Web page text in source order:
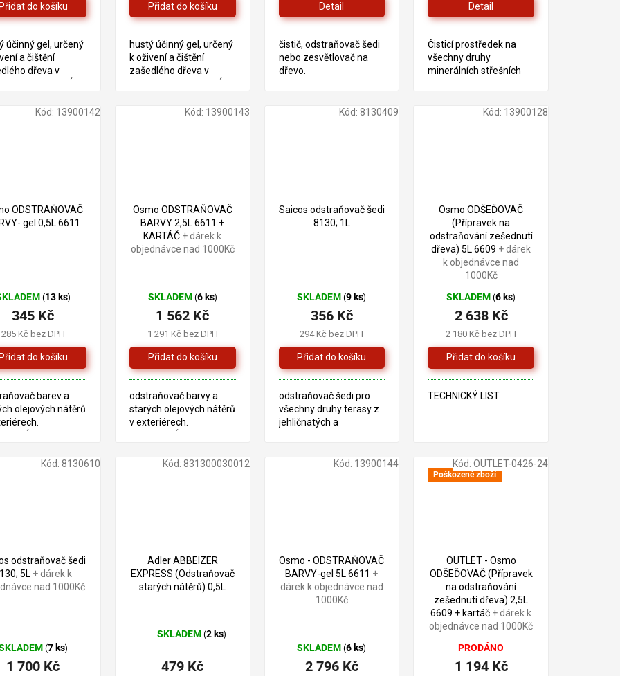
účinný gel, určený
a čištění
dřeva v
hustý účinný gel, určený
k oživení a čištění
zašedlého dřeva v
5
hvězdiček.
Detail
čistič, odstraňovač šedi
nebo zesvětlovač na
dřevo.
Detail
Čisticí prostředek na
všechny druhy
minerálních střešních
Snadné použití,
ODSTRAŇOVAČ
gel 0,5L 6611
(13 ks)
285 Kč bez DPH
345 Kč
barev a
olejových nátěrů
Kód: 13900142
Osmo ODSTRAŇOVAČ
BARVY 2,5L 6611 +
KARTÁČ + dárek k
objednávce nad 1000Kč
SKLADEM (6 ks)
1 291 Kč bez DPH
1 562 Kč
odstraňovač barvy a
starých olejových nátěrů
v exteriérech.
Kód: 13900143
Saicos odstraňovač šedi
8130; 1L
SKLADEM(9 ks)
294 Kč bez DPH
356 Kč
odstraňovač šedi pro
všechny druhy terasy z
jehličnatých a
merbau,massaranduba,
Kód:8130409
Osmo ODŠEĎOVAČ
(Přípravek na
odstraňování zešednutí
dřeva) 5L 6609 + dárek
k objednávce nad
1000Kč
SKLADEM(6 ks)
2 180 Kč bez DPH
2 638 Kč
TECHNICKÝ LIST
Kód: 13900128
odstraňovač šedi
5L + dárek k
nad 1000Kč
(7 ks)
1 700 Kč
Kód: 8130610
Adler ABBEIZER
EXPRESS (Odstraňovač
starých nátěrů) 0,5L
Průměrné
produktu
SKLADEM(2 ks)
479 Kč
Kód: 831300030012
Osmo - ODSTRAŇOVAČ
BARVY-gel 5L 6611 +
dárek k objednávce nad
1000Kč
SKLADEM(6 ks)
2 796 Kč
Kód: 13900144
Poškozené zboží
OUTLET - Osmo
ODŠEĎOVAČ (Přípravek
na odstraňování
zešednutí dřeva) 2,5L
6609 + kartáč + dárek k
objednávce nad 1000Kč
PRODÁNO
1 194 Kč
Kód: OUTLET-0426-24